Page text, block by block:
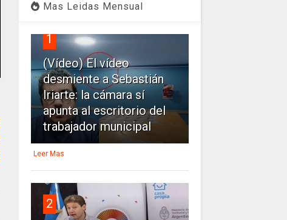
Mas Leidas Mensual
1
(Vídeo) El vídeo
desmiente a Sebastián
Iriarte: la cámara sí
apunta al escritorio del
trabajador municipal
Leer Mas
2